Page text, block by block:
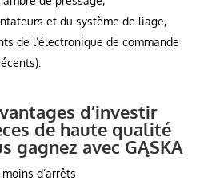
et du système de liage,
de l’électronique de commande
d’investir
de haute qualité
gagnez avec GĄSKA
d’arrêts